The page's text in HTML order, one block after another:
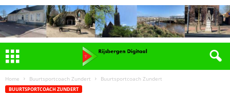
Home Buurtsportcoach Zundert Buurtsportcoach Zundert
BUURTSPORTCOACH ZUNDERT